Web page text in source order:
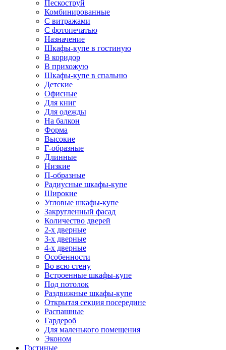
Пескоструй
Комбинированные
С витражами
С фотопечатью
Назначение
Шкафы-купе в гостиную
В коридор
В прихожую
Шкафы-купе в спальню
Детские
Офисные
Для книг
Для одежды
На балкон
Форма
Высокие
Г-образные
Длинные
Низкие
П-образные
Радиусные шкафы-купе
Широкие
Угловые шкафы-купе
Закругленный фасад
Количество дверей
2-х дверные
3-х дверные
4-х дверные
Особенности
Во всю стену
Встроенные шкафы-купе
Под потолок
Раздвижные шкафы-купе
Открытая секция посередине
Распашные
Гардероб
Для маленького помещения
Эконом
Гостиные